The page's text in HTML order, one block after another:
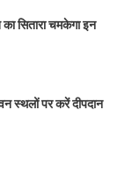
सितारा चमकेगा इन
स्थलों पर करें दीपदान